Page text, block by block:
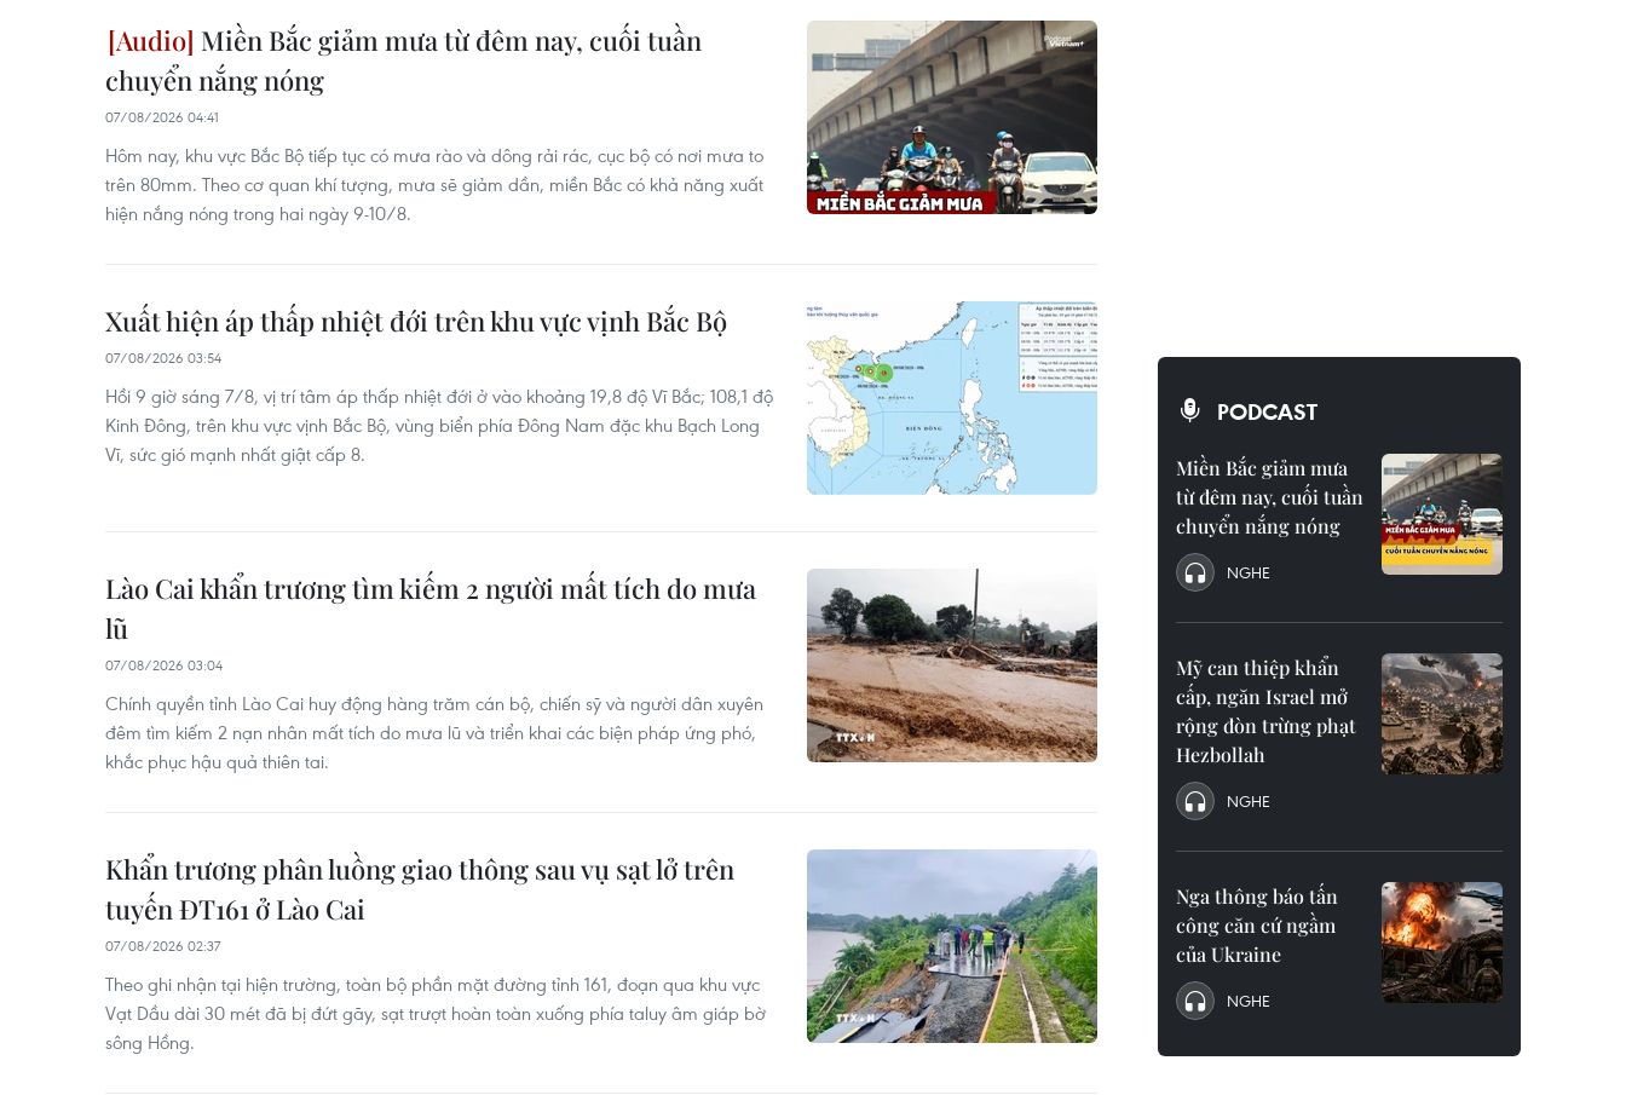
Miền Bắc giảm mưa từ đêm nay, cuối tuần
chuyển nắng nóng
07/08/2026 04:41
Hôm nay, khu vực Bắc Bộ tiếp tục có mưa rào và dông rải rác, cục bộ có nơi mưa to
trên 80mm. Theo cơ quan khí tượng, mưa sẽ giảm dần, miền Bắc có khả năng xuất
hiện nắng nóng trong hai ngày 9-10/8.
Xuất hiện áp thấp nhiệt đới trên khu vực vịnh Bắc Bộ
07/08/2026 03:54
Hồi 9 giờ sáng 7/8, vị trí tâm áp thấp nhiệt đới ở vào khoảng 19,8 độ Vĩ Bắc; 108,1 độ
Kinh Đông, trên khu vực vịnh Bắc Bộ, vùng biển phía Đông Nam đặc khu Bạch Long
Vĩ, sức gió mạnh nhất giật cấp 8.
Lào Cai khẩn trương tìm kiếm 2 người mất tích do mưa
lũ
07/08/2026 03:04
Chính quyền tỉnh Lào Cai huy động hàng trăm cán bộ, chiến sỹ và người dân xuyên
đêm tìm kiếm 2 nạn nhân mất tích do mưa lũ và triển khai các biện pháp ứng phó,
khắc phục hậu quả thiên tai.
Khẩn trương phân luồng giao thông sau vụ sạt lở trên
tuyến ĐT161 ở Lào Cai
07/08/2026 02:37
Theo ghi nhận tại hiện trường, toàn bộ phần mặt đường tỉnh 161, đoạn qua khu vực
Vạt Dầu dài 30 mét đã bị đứt gãy, sạt trượt hoàn toàn xuống phía taluy âm giáp bờ
sông Hồng.
PODCAST
Miền Bắc giảm mưa
từ đêm nay, cuối tuần
chuyển nắng nóng
NGHE
Mỹ can thiệp khẩn
cấp, ngăn Israel mở
rộng đòn trừng phạt
Hezbollah
NGHE
Nga thông báo tấn
công căn cứ ngầm
của Ukraine
NGHE